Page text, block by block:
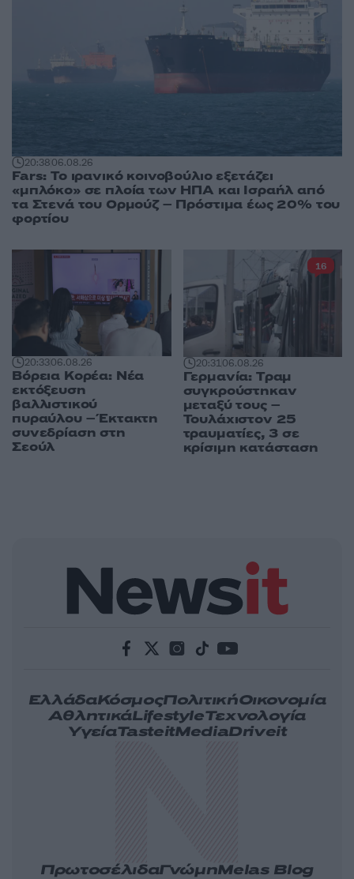
20:3806.08.26
Fars: Το ιρανικό κοινοβούλιο εξετάζει
«μπλόκο» σε πλοία των ΗΠΑ και Ισραήλ από
τα Στενά του Ορμούζ – Πρόστιμα έως 20% του
φορτίου
20:3306.08.26
Βόρεια Κορέα: Νέα
εκτόξευση
βαλλιστικού
πυραύλου – Έκτακτη
συνεδρίαση στη
Σεούλ
20:3106.08.26
Γερμανία: Tραμ
συγκρούστηκαν
μεταξύ τους –
Τουλάχιστον 25
τραυματίες, 3 σε
κρίσιμη κατάσταση
16
ΕλλάδαΚόσμοςΠολιτικήΟικονομία
ΑθλητικάLifestyleΤεχνολογία
ΥγείαTasteitMediaDriveit
ΠρωτοσέλιδαΓνώμηMelas Blog